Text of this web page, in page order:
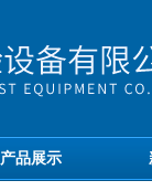
产品展示